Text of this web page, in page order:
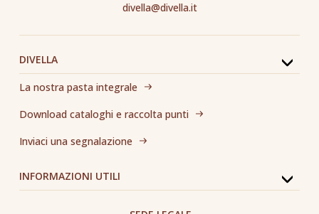
DIVELLA
La nostra pasta integrale
Download cataloghi e raccolta punti
Inviaci una segnalazione
INFORMAZIONI UTILI
divella@divella.it